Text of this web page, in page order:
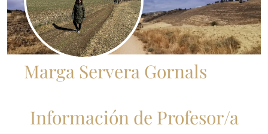
Marga Servera Gornals
Información de Profesor/a